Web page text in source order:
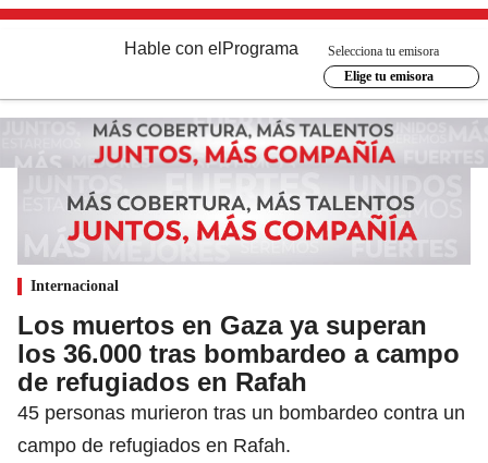
Hable con el Programa
Selecciona tu emisora
Elige tu emisora
Internacional
Los muertos en Gaza ya superan
los 36.000 tras bombardeo a campo
de refugiados en Rafah
45 personas murieron tras un bombardeo contra un
campo de refugiados en Rafah.